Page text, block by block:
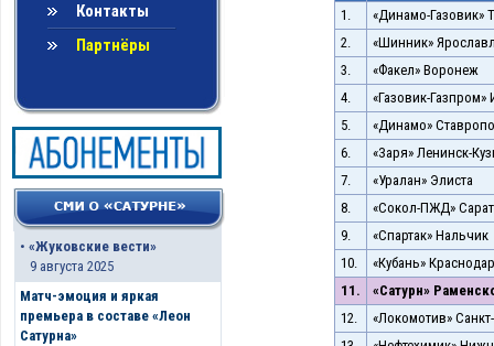
Контакты
Партнёры
• «Жуковские вести»
9 августа 2025
Матч-эмоция и яркая
премьера в составе «Леон
Сатурна»
1.
«Динамо-Газовик»
2.
«Шинник»
3.
«Факел» Воронеж
4.
«Газовик-Газпром»
5.
«Динамо»
6.
«Заря» Ленинск-
7.
«Уралан» Элиста
8.
«Сокол-ПЖД»
9.
«Спартак» Нальчик
10.
«Кубань» Краснодар
11.
«Сатурн»
12.
«Локомотив»